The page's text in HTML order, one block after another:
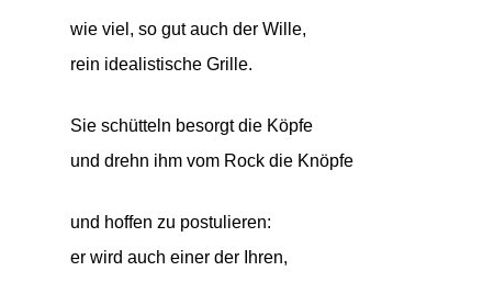
wie viel, so gut auch der Wille,
rein idealistische Grille.
Sie schütteln besorgt die Köpfe
und drehn ihm vom Rock die Knöpfe
und hoffen zu postulieren:
er wird auch einer der Ihren,